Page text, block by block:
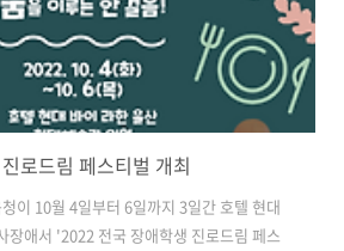
로드림 페스티벌 개최
이 10월 4일부터 6일까지 3일간 호텔 현대
장애서 '2022 전국 장애학생 진로드림 페스